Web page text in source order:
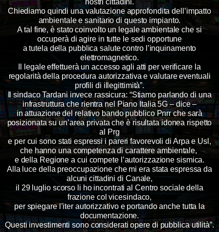
Chiediamo quindi una valutazione approfondita dell’impatto
ambientale e sanitario di questo impianto.
A tal fine, è stato coinvolto un legale ambientale che si
occuperà di agire in tutte le sedi opportune
a tutela della pubblica salute contro l’inquinamento
elettromagnetico.
Il legale effettuerà un accesso agli atti per verificare la
regolarità della procedura autorizzativa e valutare eventuali
profili di illegittimità”.
Il sindaco Tardani invece rassicura: “Stiamo parlando di una
infrastruttura che rientra nel Piano Italia 5G – dice –
in attuazione del relativo bando pubblico Pnrr che sarà
posizionata su un’area privata che è risultata idonea rispetto
al Prg
e per cui sono stati espressi i pareri favorevoli di Arpa e Usl,
che hanno una competenza di carattere ambientale,
e della Regione a cui compete l’autorizzazione sismica.
Alla luce della preoccupazione che mi era stata espressa da
alcuni cittadini di Canale,
il 29 luglio scorso li ho incontrati al Centro sociale della
frazione col vicesindaco,
per spiegare l’iter autorizzativo e portando anche tutta la
documentazione.
Questi investimenti sono considerati opere di pubblica utilità”.